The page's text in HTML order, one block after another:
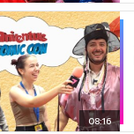
08:16